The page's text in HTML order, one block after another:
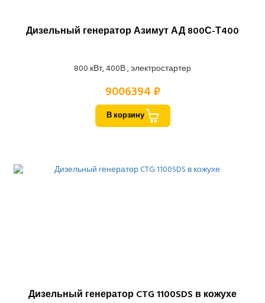
Дизельный генератор Азимут АД 800С-Т400
800 кВт, 400В , электростартер
9006394 ₽
В корзину
Дизельный генератор CTG 1100SDS в кожухе